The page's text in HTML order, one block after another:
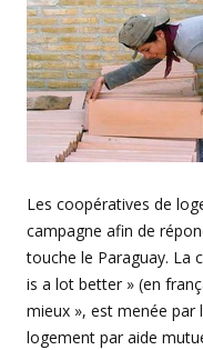
Les coopératives de
campagne afin de
touche le Paraguay. La
is a lot better » (en
mieux », est menée par
logement par aide